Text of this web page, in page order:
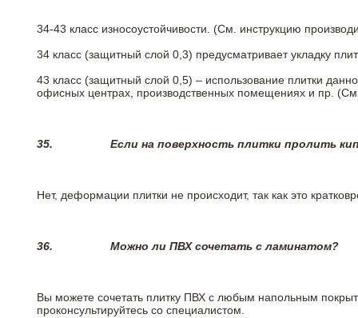
34-43 класс износоустойчивости. (См. инструкцию
34 класс (защитный слой 0,3) предусматривает укладку
43 класс (защитный слой 0,5) – использование плитки
офисных центрах, производственных помещениях и пр.
35. Если на поверхность плитки пролить
Нет, деформации плитки не происходит, так как это
36. Можно ли ПВХ сочетать с ламинатом?
Вы можете сочетать плитку ПВХ с любым напольным
проконсультируйтесь со специалистом.